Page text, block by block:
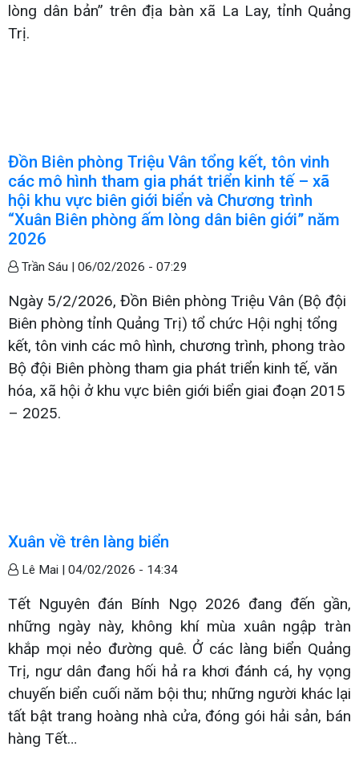
lòng dân bản” trên địa bàn xã La Lay, tỉnh Quảng
Trị.
Đồn Biên phòng Triệu Vân tổng kết, tôn vinh
các mô hình tham gia phát triển kinh tế – xã
hội khu vực biên giới biển và Chương trình
“Xuân Biên phòng ấm lòng dân biên giới” năm
2026
Trần Sáu | 06/02/2026 - 07:29
Ngày 5/2/2026, Đồn Biên phòng Triệu Vân (Bộ đội
Biên phòng tỉnh Quảng Trị) tổ chức Hội nghị tổng
kết, tôn vinh các mô hình, chương trình, phong trào
Bộ đội Biên phòng tham gia phát triển kinh tế, văn
hóa, xã hội ở khu vực biên giới biển giai đoạn 2015
– 2025.
Xuân về trên làng biển
Lê Mai | 04/02/2026 - 14:34
Tết Nguyên đán Bính Ngọ 2026 đang đến gần,
những ngày này, không khí mùa xuân ngập tràn
khắp mọi nẻo đường quê. Ở các làng biển Quảng
Trị, ngư dân đang hối hả ra khơi đánh cá, hy vọng
chuyến biển cuối năm bội thu; những người khác lại
tất bật trang hoàng nhà cửa, đóng gói hải sản, bán
hàng Tết…